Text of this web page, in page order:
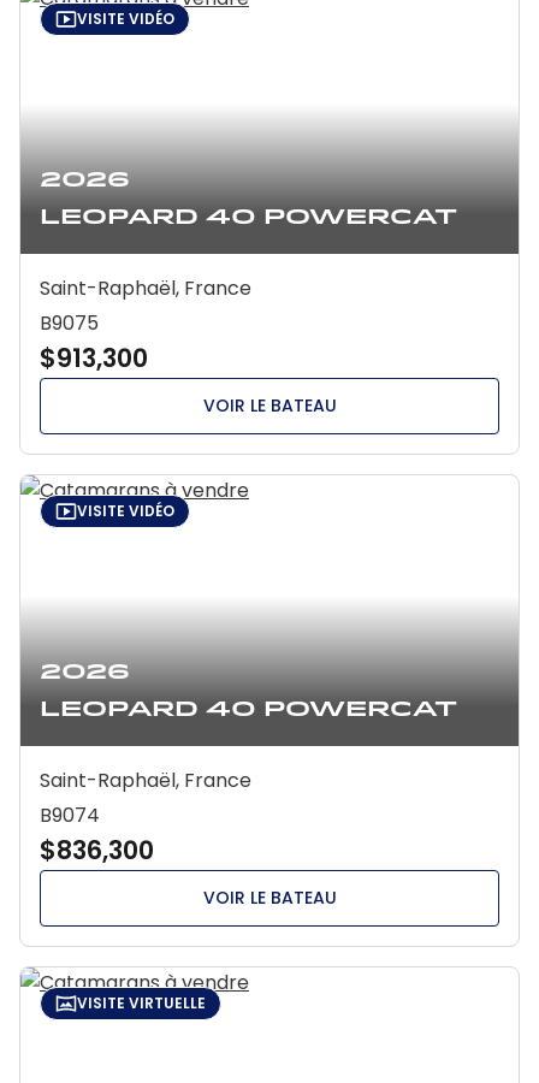
2026
Leopard 40 Powercat
VISITE VIDÉO
Saint-Raphaël, France
B9075
$913,300
VOIR LE BATEAU
2026
Leopard 40 Powercat
VISITE VIDÉO
Saint-Raphaël, France
B9074
$836,300
VOIR LE BATEAU
VISITE VIRTUELLE